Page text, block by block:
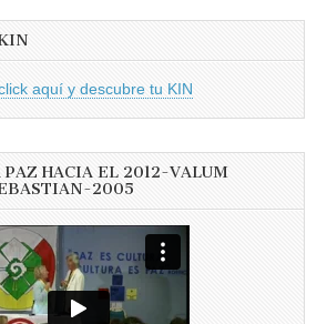
aquí y descubre tu KIN
PAZ HACIA EL 2012-VALUM
2005